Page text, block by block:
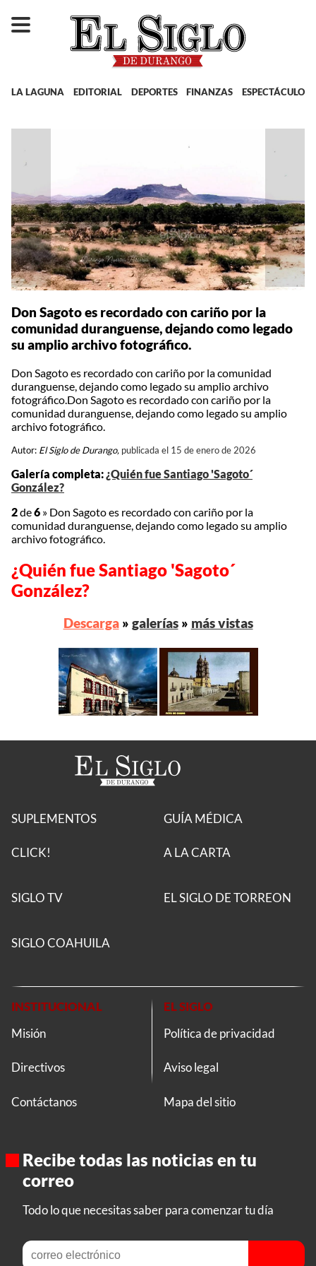
LA LAGUNA EDITORIAL DEPORTES FINANZAS ESPECTÁCULOS
Don Sagoto es recordado con cariño por la
comunidad duranguense, dejando como legado
su amplio archivo fotográfico.
Don Sagoto es recordado con cariño por la comunidad
duranguense, dejando como legado su amplio archivo
fotográfico.Don Sagoto es recordado con cariño por la
comunidad duranguense, dejando como legado su amplio
archivo fotográfico.
Autor: El Siglo de Durango, publicada el 15 de enero de 2026
Galería completa:¿Quién fue Santiago 'Sagoto´
González?
2de6 » Don Sagoto es recordado con cariño por la
comunidad duranguense, dejando como legado su amplio
archivo fotográfico.
¿Quién fue Santiago 'Sagoto´
González?
Descarga» galerías» más vistas
SUPLEMENTOS
CLICK!
GUÍA MÉDICA
A LA CARTA
SIGLO TV EL SIGLO DE TORREON
SIGLO COAHUILA
INSTITUCIONAL
Misión
Directivos
Contáctanos
EL SIGLO
Política de privacidad
Aviso legal
Mapa del sitio
Recibe todas las noticias en tu
correo
Todo lo que necesitas saber para comenzar tu día